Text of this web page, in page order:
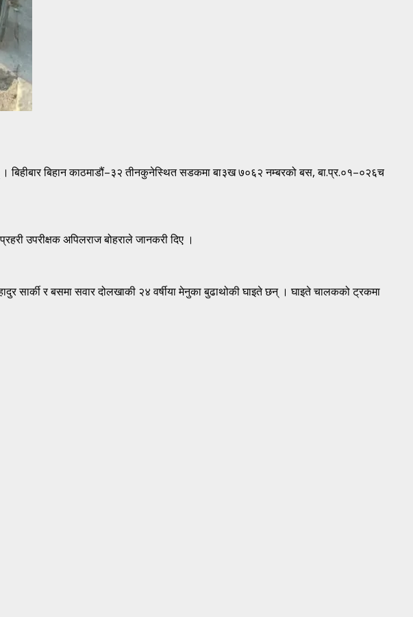
बिहीबार बिहान काठमाडौं–३२ तीनकुनेस्थित सडकमा बा३ख ७०६२ नम्बरको बस, बा.प्र.०१–०२६च
उपरीक्षक अपिलराज बोहराले जानकरी दिए ।
सार्की र बसमा सवार दोलखाकी २४ वर्षीया मेनुका बुढाथोकी घाइते छन् । घाइते चालकको ट्रकमा